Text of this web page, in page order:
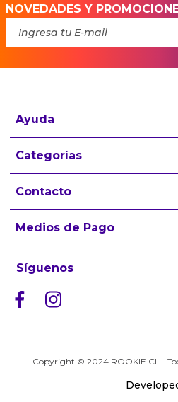
NOVEDADES Y
Ayuda
Preguntas frecuentes
Términos y condiciones
Políticas de Devolución
Categorías
Zapatillas
Ropa
Accesorios
Contacto
contacto@rookiekids.cl
Trabaja con nosotros
Medios de Pago
Síguenos
Copyright © 2024 ROOKIE CL -